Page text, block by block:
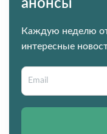
анонсы
Каждую неделю
интересные